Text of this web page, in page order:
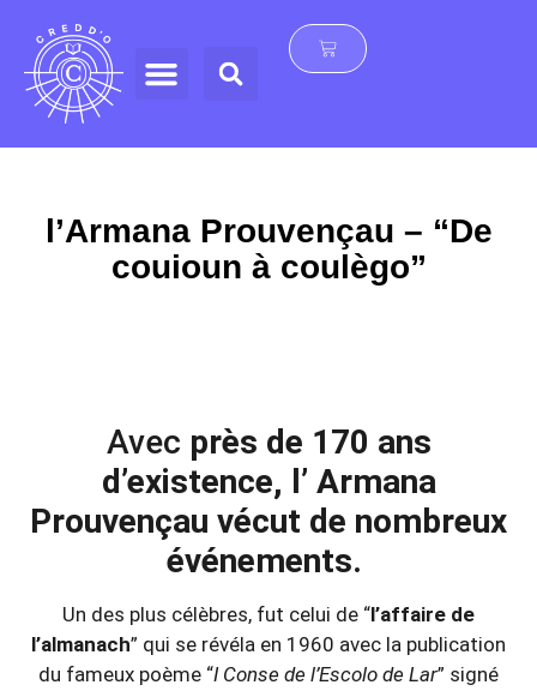
l’Armana Prouvençau – “De
couioun à coulègo”
Avec près de 170 ans
d’existence, l’ Armana
Prouvençau vécut de nombreux
événements.
Un des plus célèbres, fut celui de “l’affaire de
l’almanach” qui se révéla en 1960 avec la publication
du fameux poème “I Conse de l’Escolo de Lar” signé